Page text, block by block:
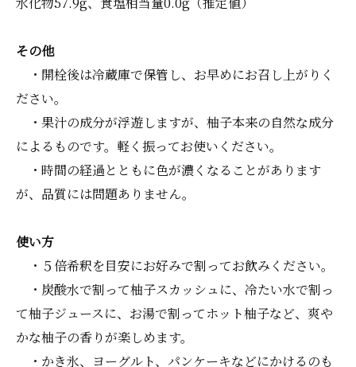
その他
・開栓後は冷蔵庫で保管し、お早めにお召し上がりく
ださい。
・果汁の成分が浮遊しますが、柚子本来の自然な成分
によるものです。軽く振ってお使いください。
・時間の経過とともに色が濃くなることがあります
が、品質には問題ありません。
使い方
・５倍希釈を目安にお好みで割ってお飲みください。
・炭酸水で割って柚子スカッシュに、冷たい水で割っ
て柚子ジュースに、お湯で割ってホット柚子など、爽や
かな柚子の香りが楽しめます。
・かき氷、ヨーグルト、パンケーキなどにかけるのも